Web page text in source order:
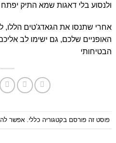
ולנסוע בלי דאגות שמא התיק
אחרי שתנסו את הגאדג'טים הללו,
האופניים שלכם, גם ישימו לב
הבטיחותי
פוסט זה פורסם בקטגוריה כללי . אפשר